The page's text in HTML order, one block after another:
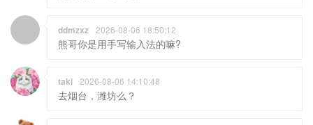
ddmzxz 2026-08-06 18:50:12
熊哥你是用手写输入法的嘛?
taki 2026-08-06 14:10:48
去烟台，潍坊么？